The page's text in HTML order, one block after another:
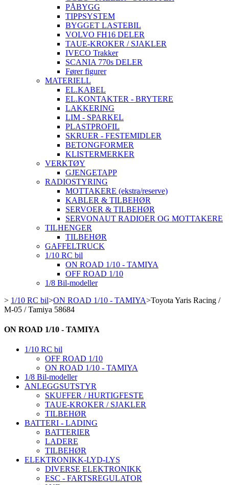
PÅBYGG
TIPPSYSTEM
BYGGET LASTEBIL
VOLVO FH16 DELER
TAUE-KROKER / SJAKLER
IVECO Trakker
SCANIA 770s DELER
Fører figurer
MATERIELL
EL.KABEL
EL.KONTAKTER - BRYTERE
LAKKERING
LIM - SPARKEL
PLASTPROFIL
SKRUER - FESTEMIDLER
BETONGFORMER
KLISTERMERKER
VERKTØY
GJENGETAPP
RADIOSTYRING
MOTTAKERE (ekstra/reserve)
KABLER & TILBEHØR
SERVOER & TILBEHØR
SERVONAUT RADIOER OG MOTTAKERE
TILHENGER
TILBEHØR
GAFFELTRUCK
1/10 RC bil
ON ROAD 1/10 - TAMIYA
OFF ROAD 1/10
1/8 Bil-modeller
> 1/10 RC bil>ON ROAD 1/10 - TAMIYA>Toyota Yaris Racing /
M-05 / Tamiya 58684
ON ROAD 1/10 - TAMIYA
1/10 RC bil
OFF ROAD 1/10
ON ROAD 1/10 - TAMIYA
1/8 Bil-modeller
ANLEGGSUTSTYR
SKUFFER / HURTIGFESTE
TAUE-KROKER / SJAKLER
TILBEHØR
BATTERI - LADING
BATTERIER
LADERE
TILBEHØR
ELEKTRONIKK-LYD-LYS
DIVERSE ELEKTRONIKK
ESC - FARTSREGULATOR